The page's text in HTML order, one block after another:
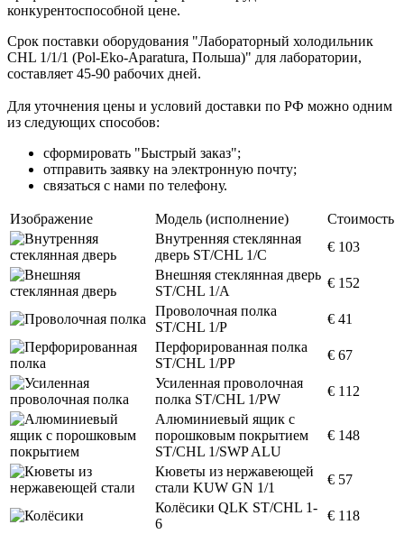
конкурентоспособной цене.
Срок поставки оборудования "Лабораторный холодильник
CHL 1/1/1 (Pol-Eko-Aparatura, Польша)" для лаборатории,
составляет 45-90 рабочих дней.
Для уточнения цены и условий доставки по РФ можно одним
из следующих способов:
сформировать "Быстрый заказ";
отправить заявку на электронную почту;
связаться с нами по телефону.
Изображение Модель (исполнение)
Стоимость
Внутренняя стеклянная
дверь ST/CHL 1/C
€ 103
Внешняя стеклянная дверь
ST/CHL 1/A
€ 152
Проволочная полка
ST/CHL 1/P
€ 41
Перфорированная полка
ST/CHL 1/PP
€ 67
Усиленная проволочная
полка ST/CHL 1/PW
€ 112
Алюминиевый ящик с
порошковым покрытием
ST/CHL 1/SWP ALU
€ 148
Кюветы из нержавеющей
стали KUW GN 1/1
€ 57
Колёсики QLK ST/CHL 1-
6
€ 118